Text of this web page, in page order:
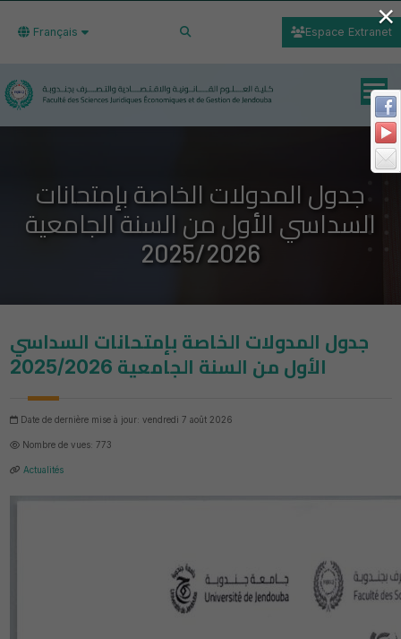
Français Espace Extranet
جدول المدولات الخاصة بإمتحانات
السداسي الأول من السنة الجامعية
2025/2026
جدول المدولات الخاصة بإمتحانات السداسي
الأول من السنة الجامعية 2025/2026
Date de dernière mise à jour: vendredi 7 août 2026
Nombre de vues: 773
Actualités
×